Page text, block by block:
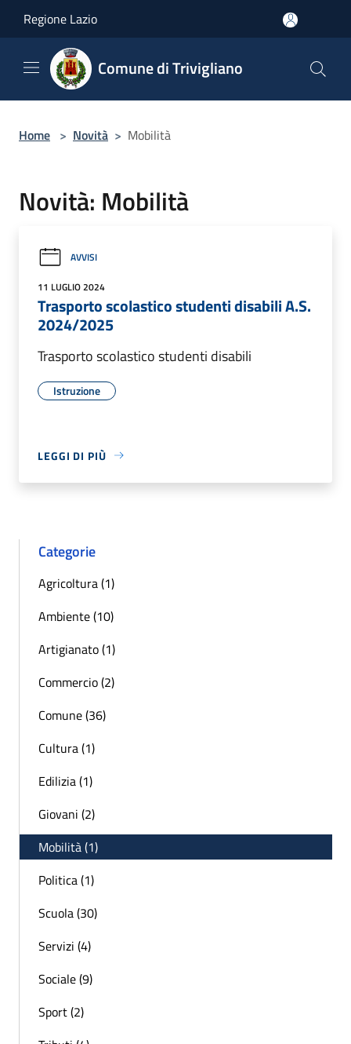
Regione Lazio
Comune di Trivigliano
Home > Novità > Mobilità
Novità: Mobilità
AVVISI
11 LUGLIO 2024
Trasporto scolastico studenti disabili A.S.
2024/2025
Trasporto scolastico studenti disabili
Istruzione
LEGGI DI PIÙ
Categorie
Agricoltura (1)
Ambiente (10)
Artigianato (1)
Commercio (2)
Comune (36)
Cultura (1)
Edilizia (1)
Giovani (2)
Mobilità (1)
Politica (1)
Scuola (30)
Servizi (4)
Sociale (9)
Sport (2)